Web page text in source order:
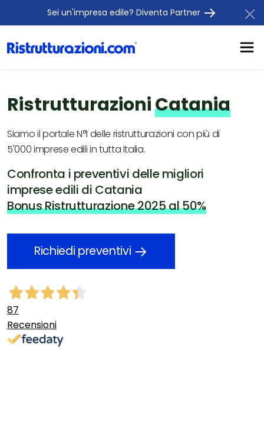
Sei un'impresa edile? Diventa Partner
RistrutturazioniCatania
Siamo il portale N°1 delle ristrutturazioni con più di
5'000 imprese edili in tutta Italia.
Confronta i preventivi delle migliori
imprese edili di Catania
Bonus Ristrutturazione 2025 al 50%
Richiedi preventivi
87
Recensioni